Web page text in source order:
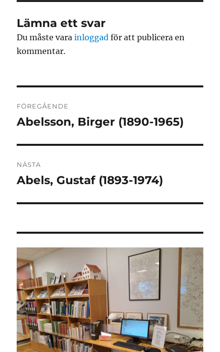
Lämna ett svar
Du måste varainloggad för att publicera en
kommentar.
FÖREGÅENDE
Föregående
Abelsson, Birger (1890-1965)
NÄSTA
Nästa
Abels, Gustaf (1893-1974)